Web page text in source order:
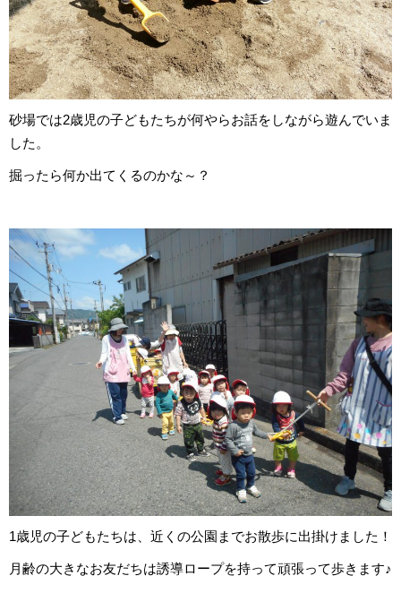
砂場では2歳児の子どもたちが何やらお話をしながら遊んでいま
した。
掘ったら何か出てくるのかな～？
1歳児の子どもたちは、近くの公園までお散歩に出掛けました！
月齢の大きなお友だちは誘導ロープを持って頑張って歩きます♪